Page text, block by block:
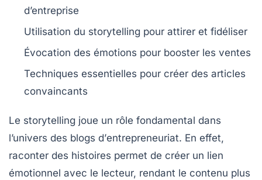
d’entreprise
Utilisation du storytelling pour attirer et fidéliser
Évocation des émotions pour booster les ventes
Techniques essentielles pour créer des articles
convaincants
Le storytelling joue un rôle fondamental dans
l’univers des blogs d’entrepreneuriat. En effet,
raconter des histoires permet de créer un lien
émotionnel avec le lecteur, rendant le contenu plus